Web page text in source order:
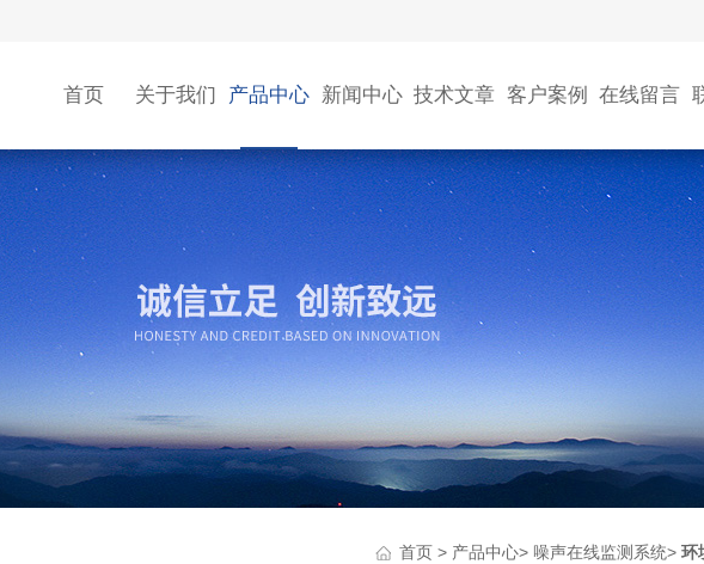
首页 关于我们 产品中心 新闻中心 技术文章 客户案例 在线留言
首页 > 产品中心> 噪声在线监测系统> 环